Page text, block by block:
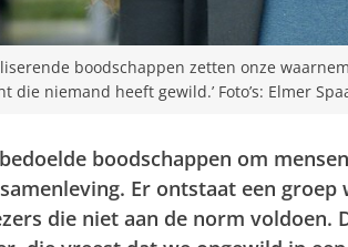
boodschappen zetten onze
die niemand heeft gewild.’ Foto’s: Elmer
boodschappen om
Er ontstaat een groep
die niet aan de norm voldoen.